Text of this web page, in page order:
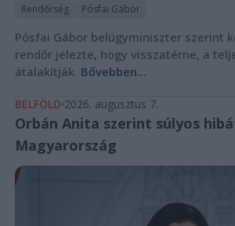
Rendőrség Pósfai Gábor
Pósfai Gábor belügyminiszter szerint
rendőr jelezte, hogy visszatérne, a
átalakítják. Bővebben...
BELFÖLD 2026. augusztus 7.
Orbán Anita szerint súlyos
Magyarország